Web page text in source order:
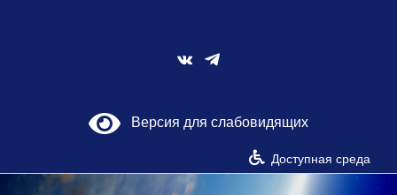
Vk
Версия для слабовидящих
Доступная среда